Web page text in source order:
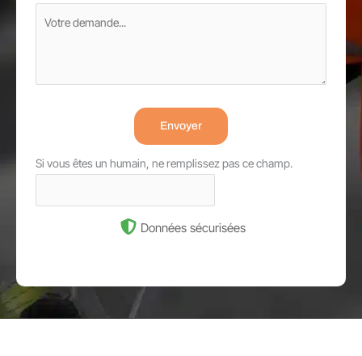
Envoyer
Si vous êtes un humain, ne remplissez pas ce champ.
Données sécurisées